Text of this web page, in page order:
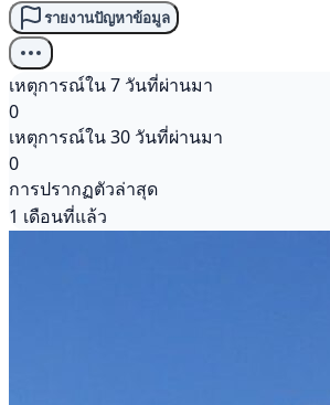
รายงานปัญหาข้อมูล
เหตุการณ์ใน 7 วันที่ผ่านมา
0
เหตุการณ์ใน 30 วันที่ผ่านมา
0
การปรากฏตัวล่าสุด
1 เดือนที่แล้ว